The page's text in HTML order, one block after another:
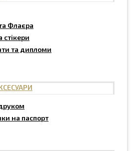
Флаєра
стікери
та дипломи
на паспорт